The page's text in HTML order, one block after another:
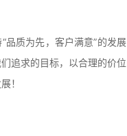
品质为先，客户满意”的发展
追求的目标，以合理的价位
！